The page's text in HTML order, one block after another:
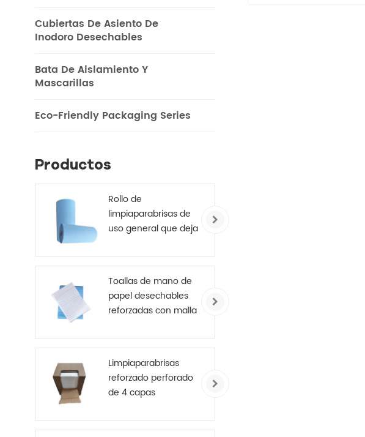
Cubiertas De Asiento De
Inodoro Desechables
Bata De Aislamiento Y
Mascarillas
Eco-Friendly Packaging Series
Productos
Rollo de
limpiaparabrisas de
uso general que deja
245 mm x 70 m
Toallas de mano de
papel desechables
reforzadas con malla
Limpiaparabrisas
reforzado perforado
de 4 capas